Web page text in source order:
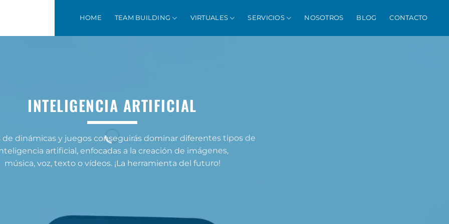
HOME TEAM BUILDING VIRTUALES SERVICIOS NOSOTROS BLOG CONTACTO
INTELIGENCIA ARTIFICIAL
de dinámicas y juegos conseguirás dominar diferentes tipos de
artificial, enfocadas a la creación de imágenes,
música, voz, texto o vídeos. ¡La herramienta del futuro!